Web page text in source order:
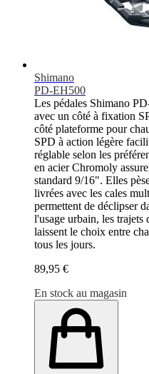
Shimano
PD-EH500
Les pédales Shimano
avec un côté à fixation
côté plateforme pour
SPD à action légère
réglable selon les
en acier Chromoly
standard 9/16". Elles
livrées avec les cales
permettent de déclipser
l'usage urbain, les
laissent le choix entre
tous les jours.
89,95 €
En stock au magasin